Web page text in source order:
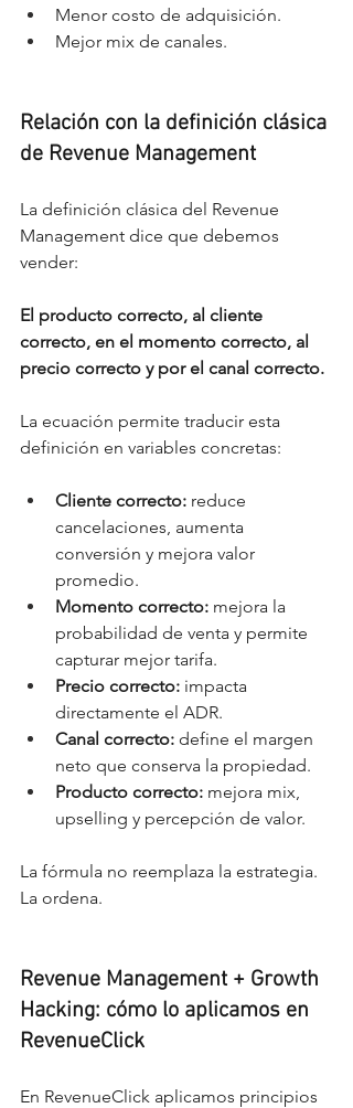
Menor costo de adquisición.
Mejor mix de canales.
Relación con la definición clásica
de Revenue Management
La definición clásica del Revenue
Management dice que debemos
vender:
El producto correcto, al cliente
correcto, en el momento correcto, al
precio correcto y por el canal correcto.
La ecuación permite traducir esta
definición en variables concretas:
Cliente correcto: reduce
cancelaciones, aumenta
conversión y mejora valor
promedio.
Momento correcto: mejora la
probabilidad de venta y permite
capturar mejor tarifa.
Precio correcto: impacta
directamente el ADR.
Canal correcto: define el margen
neto que conserva la propiedad.
Producto correcto: mejora mix,
upselling y percepción de valor.
La fórmula no reemplaza la estrategia.
La ordena.
Revenue Management + Growth
Hacking: cómo lo aplicamos en
RevenueClick
En RevenueClick aplicamos principios